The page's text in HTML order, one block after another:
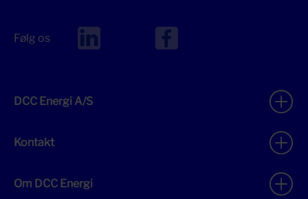
Følg os
DCC Energi A/S
Kontakt
Om DCC Energi